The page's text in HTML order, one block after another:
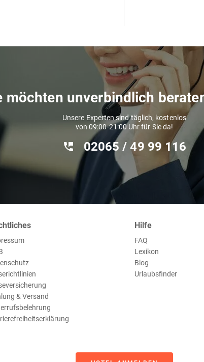
möchten unverbindlich
Unsere Experten sind täglich, kostenlos
von 09:00-21:00 Uhr für Sie da!
02065 / 49 ‌99 116
& Versand
Hilfe
FAQ
Lexikon
Blog
Urlaubsfinder